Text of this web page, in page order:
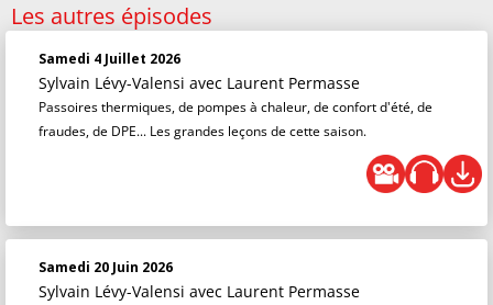
Les autres épisodes
Samedi 4 Juillet 2026
Sylvain Lévy-Valensi avec Laurent Permasse
Passoires thermiques, de pompes à chaleur, de confort d'été, de
fraudes, de DPE... Les grandes leçons de cette saison.
Samedi 20 Juin 2026
Sylvain Lévy-Valensi avec Laurent Permasse